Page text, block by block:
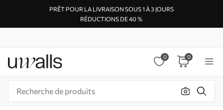
PRÊT POUR LA LIVRAISON SOUS 1 À 3 JOURS
RÉDUCTIONS DE 40 %
0 0